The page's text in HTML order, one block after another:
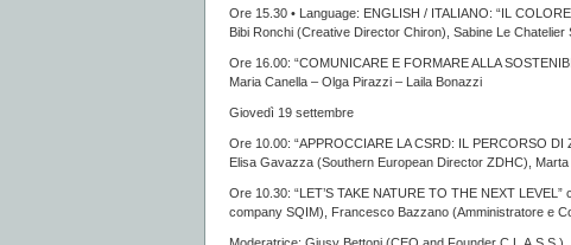
Ore 15.30 • Language: ENGLISH / ITALIANO: “IL
Bibi Ronchi (Creative Director Chiron), Sabine Le
Ore 16.00: “COMUNICARE E FORMARE ALLA
Maria Canella – Olga Pirazzi – Laila Bonazzi
Giovedì 19 settembre
Ore 10.00: “APPROCCIARE LA CSRD: IL PERCORSO
Elisa Gavazza (Southern European Director ZDHC),
Ore 10.30: “LET’S TAKE NATURE TO THE NEXT
company SQIM), Francesco Bazzano (Amministratore e